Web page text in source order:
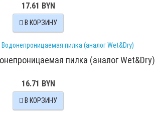
17.61 BYN
В КОРЗИНУ
пилка (аналог Wet&Dry)
16.71 BYN
В КОРЗИНУ